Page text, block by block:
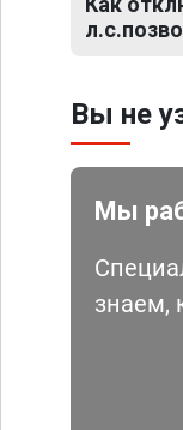
Вы не
Мы
знаем,